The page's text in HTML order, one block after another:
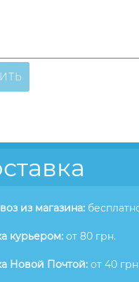
из магазина:
курьером: от 80 грн.
Новой Почтой: от 40 грн.